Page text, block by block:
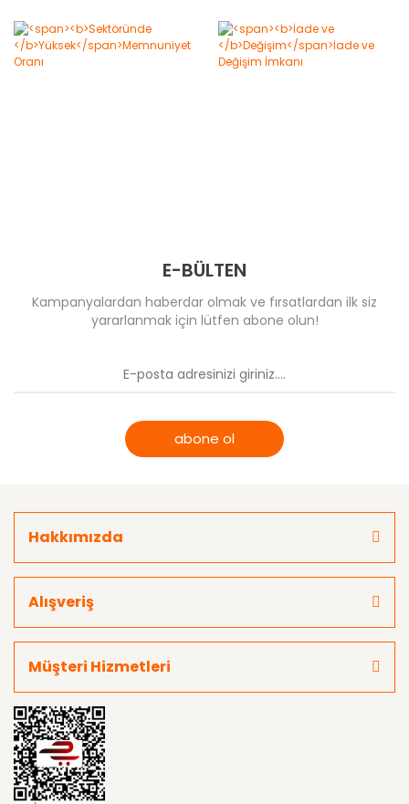
E-BÜLTEN
Kampanyalardan haberdar olmak ve fırsatlardan ilk siz
yararlanmak için lütfen abone olun!
abone ol
Hakkımızda
Alışveriş
Müşteri Hizmetleri